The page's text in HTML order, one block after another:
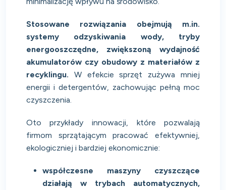
Stosowane rozwiązania obejmują m.in.
systemy odzyskiwania wody, tryby
energooszczędne, zwiększoną wydajność
akumulatorów czy obudowy z materiałów z
recyklingu. W efekcie sprzęt zużywa mniej
energii i detergentów, zachowując pełną moc
czyszczenia.
Oto przykłady innowacji, które pozwalają
firmom sprzątającym pracować efektywniej,
ekologiczniej i bardziej ekonomicznie:
współczesne maszyny czyszczące
działają w trybach automatycznych,